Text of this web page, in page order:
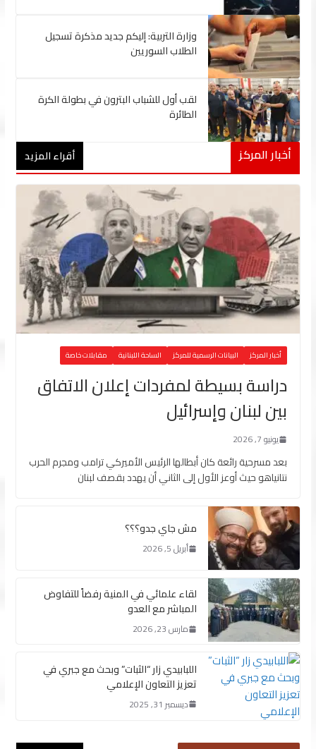
وزارة التربية: إليكم جديد مذكرة تسجيل
الطلاب السوريين
لقب أول للشباب البترون في بطولة الكرة
الطائرة
أخبار المركز أقراء المزيد
أخبار المركز البيانات الرسمية للمركز الساحة اللبنانية مقابلات خاصة
دراسة بسيطة لمفردات إعلان الاتفاق
بين لبنان وإسرائيل
يونيو 7, 2026
بعد مسرحية رائعة كان أبطالها الرئيس الأميركي ترامب ومجرم الحرب
نتانياهو حيث أوعز الأول إلى الثاني أن يهدد بقصف لبنان
مش جاي جدو؟؟؟
أبريل 5, 2026
لقاء علمائي في المنية رفضاً للتفاوض
المباشر مع العدو
مارس 23, 2026
اللبابيدي زار “الثبات” وبحث مع جبري في
تعزيز التعاون الإعلامي
ديسمبر 31, 2025